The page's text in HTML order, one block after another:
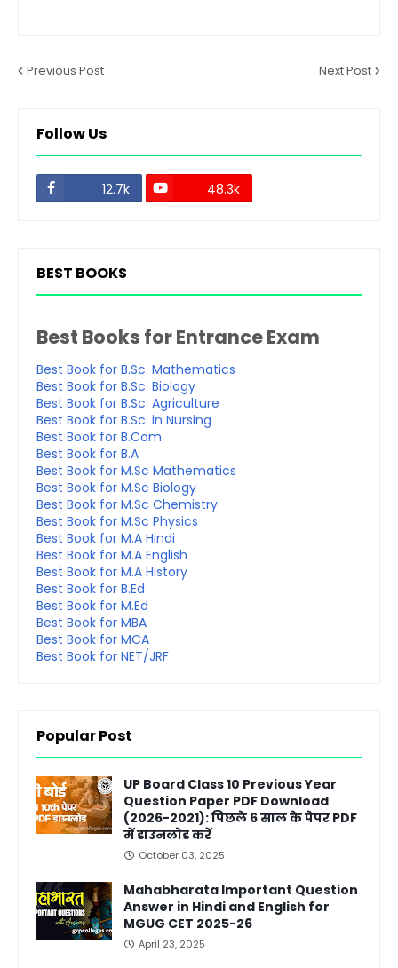
Previous Post Next Post
Follow Us
12.7k 48.3k
BEST BOOKS
Best Books for Entrance Exam
Best Book for B.Sc. Mathematics
Best Book for B.Sc. Biology
Best Book for B.Sc. Agriculture
Best Book for B.Sc. in Nursing
Best Book for B.Com
Best Book for B.A
Best Book for M.Sc Mathematics
Best Book for M.Sc Biology
Best Book for M.Sc Chemistry
Best Book for M.Sc Physics
Best Book for M.A Hindi
Best Book for M.A English
Best Book for M.A History
Best Book for B.Ed
Best Book for M.Ed
Best Book for MBA
Best Book for MCA
Best Book for NET/JRF
Popular Post
UP Board Class 10 Previous Year
Question Paper PDF Download
(2026-2021): पिछले 6 साल के पेपर PDF
में डाउनलोड करें
October 03, 2025
Mahabharata Important Question
Answer in Hindi and English for
MGUG CET 2025-26
April 23, 2025